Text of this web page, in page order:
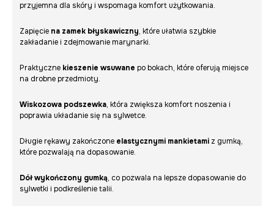
przyjemna dla skóry i wspomaga komfort użytkowania.
Zapięcie na zamek błyskawiczny, które ułatwia szybkie
zakładanie i zdejmowanie marynarki.
Praktyczne kieszenie wsuwane po bokach, które oferują miejsce
na drobne przedmioty.
Wiskozowa podszewka, która zwiększa komfort noszenia i
poprawia układanie się na sylwetce.
Długie rękawy zakończone elastycznymi mankietami z gumką,
które pozwalają na dopasowanie.
Dół wykończony gumką, co pozwala na lepsze dopasowanie do
sylwetki i podkreślenie talii.